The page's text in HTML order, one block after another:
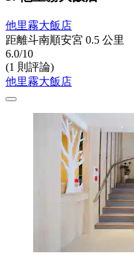
他里霧大飯店
距離斗南順安宮 0.5 公里
6.0/10
(1 則評論)
他里霧大飯店